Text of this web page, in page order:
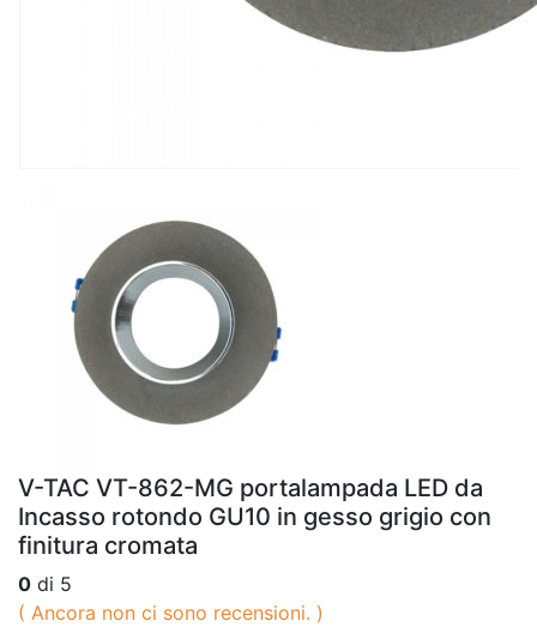
V-TAC VT-862-MG portalampada LED da
Incasso rotondo GU10 in gesso grigio con
finitura cromata
0 di 5
( Ancora non ci sono recensioni. )